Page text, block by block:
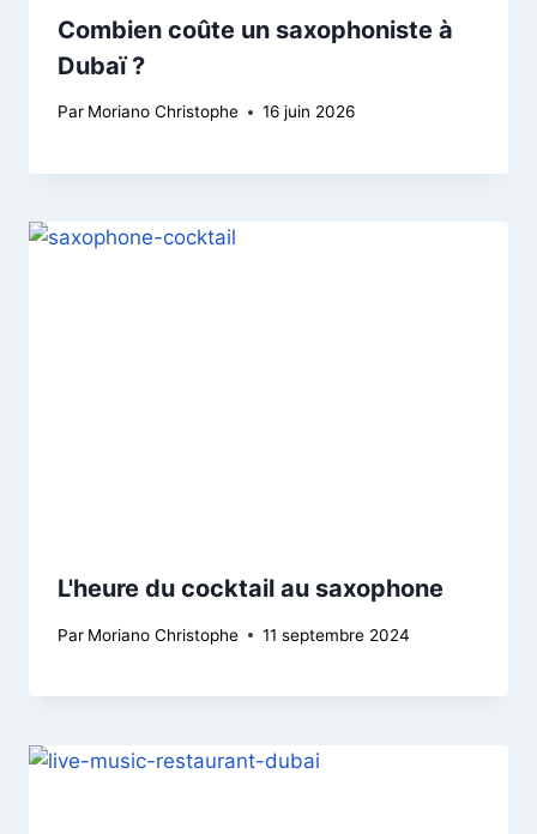
Combien coûte un saxophoniste à
Dubaï ?
Par Moriano Christophe 16 juin 2026
L'heure du cocktail au saxophone
Par Moriano Christophe 11 septembre 2024